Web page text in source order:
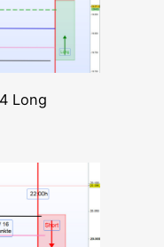
Long